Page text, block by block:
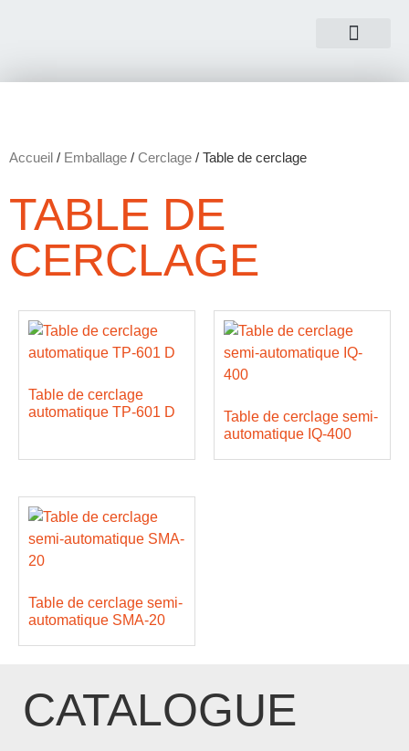
CATALOGUE
Accueil / Emballage / Cerclage / Table de cerclage
TABLE DE
CERCLAGE
Table de cerclage
automatique TP-601 D
Table de cerclage semi-
automatique IQ-400
Table de cerclage semi-
automatique SMA-20